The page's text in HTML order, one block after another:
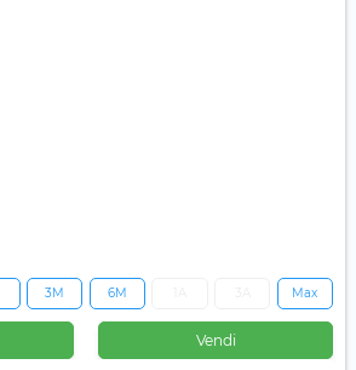
3M 6M Max
Vendi